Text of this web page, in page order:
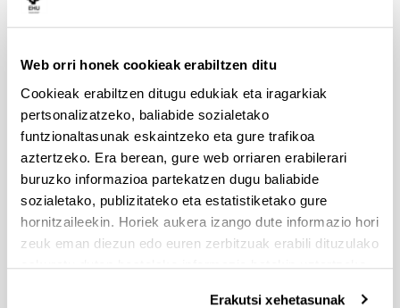
Web orri honek cookieak erabiltzen ditu
Cookieak erabiltzen ditugu edukiak eta iragarkiak
pertsonalizatzeko, baliabide sozialetako
funtzionaltasunak eskaintzeko eta gure trafikoa
aztertzeko. Era berean, gure web orriaren erabilerari
buruzko informazioa partekatzen dugu baliabide
sozialetako, publizitateko eta estatistiketako gure
hornitzaileekin. Horiek aukera izango dute informazio hori
zeuk eman diezun edo euren zerbitzuak erabili dituzulako
eskuratu duten bestelako informazio batekin uztartzeko.
Erakutsi xehetasunak
Leioa-Erandio guneak hiru bide nagusi ditu:
VIA APPIA:
Campusaren bide nagusia da, eta bertan kokatzen
dira Mikel Laboa eta Jorge Oteiza plazak.
Via Appiaren argazkia(jpg, 1 Mb.)
Via Appia (latinez eta italieraz, Via Appia) antzinako
Erromako galtzada nagusietako bat izan zen,
lotzen zituen, Adriatiko itsasoan kokatutako